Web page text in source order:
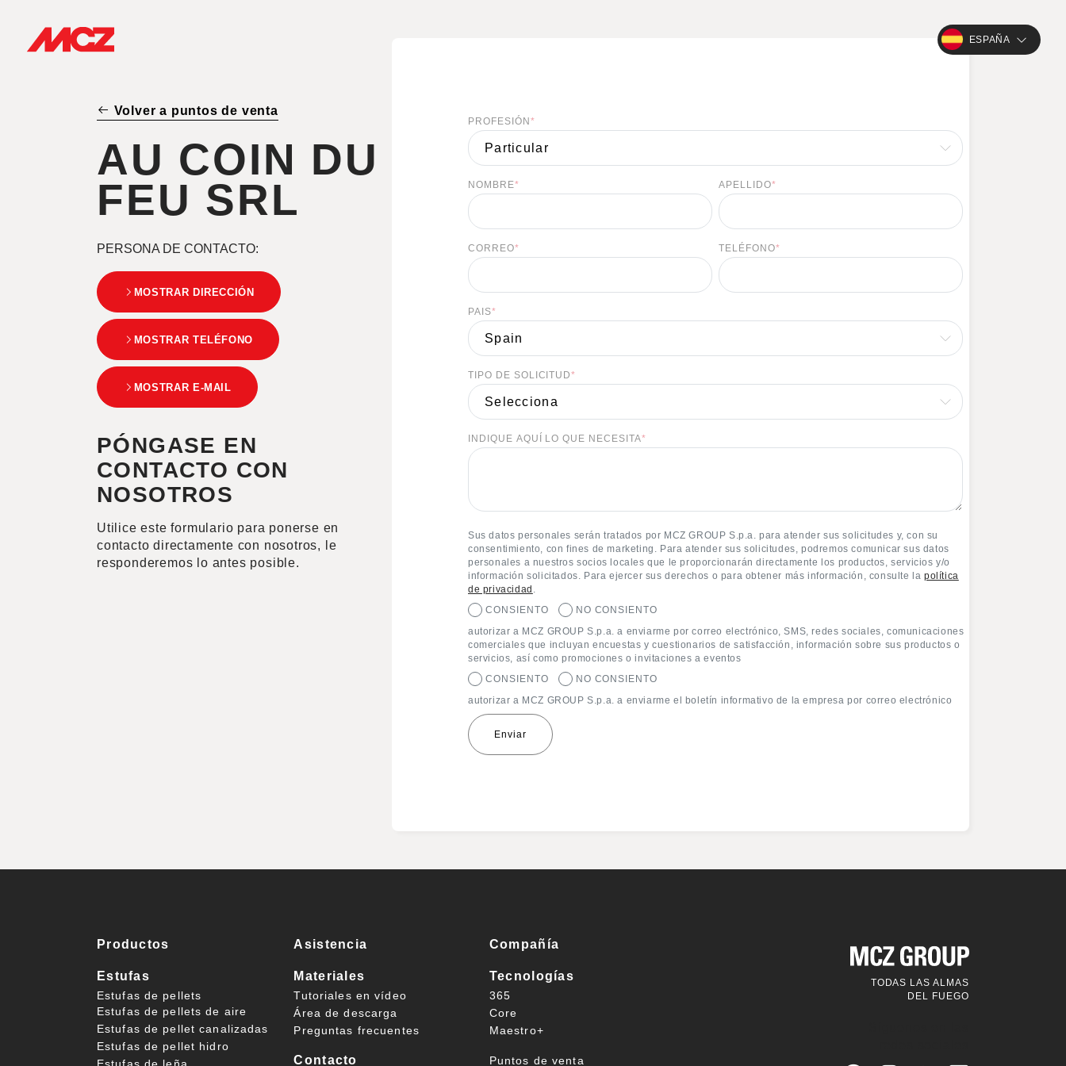
ESPAÑA
Volver a puntos de venta
AU COIN DU
FEU SRL
PERSONA DE CONTACTO:
MOSTRAR DIRECCIÓN
MOSTRAR TELÉFONO
MOSTRAR E-MAIL
PÓNGASE EN
CONTACTO CON
NOSOTROS
Utilice este formulario para ponerse en
contacto directamente con nosotros, le
responderemos lo antes posible.
PROFESIÓN *
NOMBRE* APELLIDO*
CORREO* TELÉFONO*
PAIS*
TIPO DE SOLICITUD*
INDIQUE AQUÍ LO QUE NECESITA*
Sus datos personales serán tratados por MCZ GROUP S.p.a. para atender sus solicitudes y, con su
consentimiento, con fines de marketing. Para atender sus solicitudes, podremos comunicar sus datos
personales a nuestros socios locales que le proporcionarán directamente los productos, servicios y/o
información solicitados. Para ejercer sus derechos o para obtener más información, consulte lapolítica
de privacidad .
CONSIENTO
NO CONSIENTO
autorizar a MCZ GROUP S.p.a. a enviarme por correo electrónico, SMS, redes sociales, comunicaciones
comerciales que incluyan encuestas y cuestionarios de satisfacción, información sobre sus productos o
servicios, así como promociones o invitaciones a eventos
CONSIENTO
NO CONSIENTO
autorizar a MCZ GROUP S.p.a. a enviarme el boletín informativo de la empresa por correo electrónico
Productos
Estufas
Estufas de pellets
Estufas de pellets de aire
Estufas de pellet canalizadas
Estufas de pellet hidro
Asistencia
Materiales
Tutoriales en vídeo
Área de descarga
Preguntas frecuentes
Contacto
Compañía
Tecnologías
365
Core
Maestro+
Puntos de venta
TODAS LAS ALMAS
DEL FUEGO